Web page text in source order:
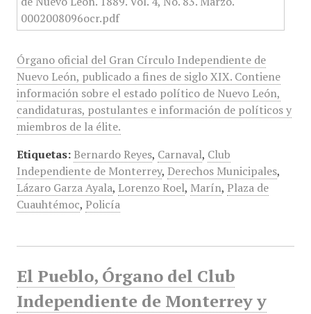
Órgano oficial del Gran Círculo Independiente de
Nuevo León, publicado a fines de siglo XIX. Contiene
información sobre el estado político de Nuevo León,
candidaturas, postulantes e información de políticos y
miembros de la élite.
Etiquetas: Bernardo Reyes, Carnaval, Club
Independiente de Monterrey, Derechos Municipales,
Lázaro Garza Ayala, Lorenzo Roel, Marín, Plaza de
Cuauhtémoc, Policía
El Pueblo, Órgano del Club
Independiente de Monterrey y